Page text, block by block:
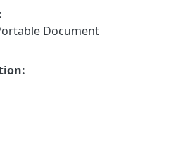
Document